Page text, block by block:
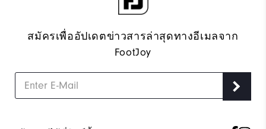
สมัครเพื่ออัปเดตข่าวสารล่าสุดทางอีเมลจาก
FootJoy